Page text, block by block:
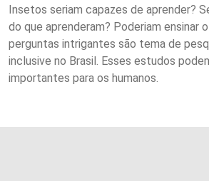
Insetos seriam capazes de aprender?
do que aprenderam? Poderiam ensinar
perguntas intrigantes são tema de
inclusive no Brasil. Esses estudos
importantes para os humanos.